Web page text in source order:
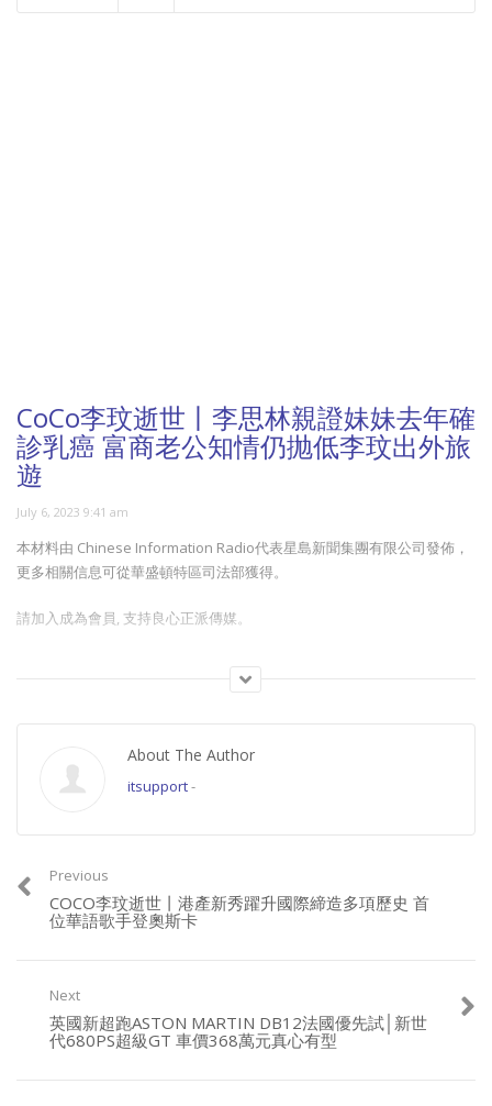
CoCo李玟逝世丨李思林親證妹妹去年確
診乳癌 富商老公知情仍抛低李玟出外旅
遊
July 6, 2023 9:41 am
本材料由 Chinese Information Radio代表星島新聞集團有限公司發佈，
更多相關信息可從華盛頓特區司法部獲得。
請加入成為會員, 支持良心正派傳媒。
Join this channel to get access to perks:
請星電視飲茶https://www.buymeacoffee.com/singtaousa
About The Author
itsupport-
Previous
COCO李玟逝世丨港產新秀躍升國際締造多項歷史 首
位華語歌手登奧斯卡
Next
英國新超跑ASTON MARTIN DB12法國優先試│新世
代680PS超級GT 車價368萬元真心有型